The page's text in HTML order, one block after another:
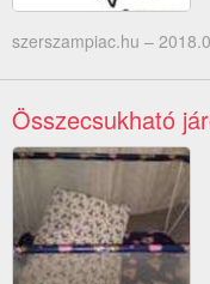
szerszampiac.hu –
Összecsukható